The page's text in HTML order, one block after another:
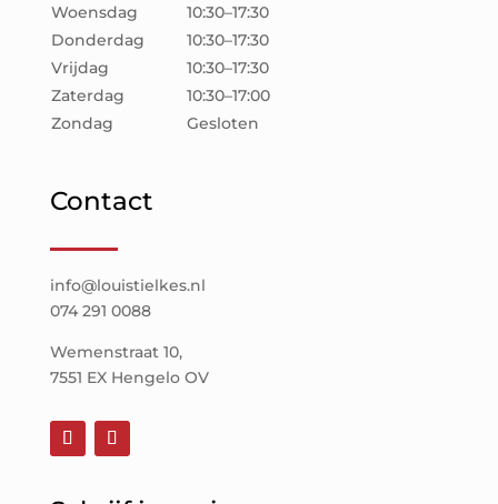
Woensdag
10:30–17:30
Donderdag
10:30–17:30
Vrijdag
10:30–17:30
Zaterdag
10:30–17:00
Zondag
Gesloten
Contact
info@louistielkes.nl
074 291 0088
Wemenstraat 10,
7551 EX Hengelo OV